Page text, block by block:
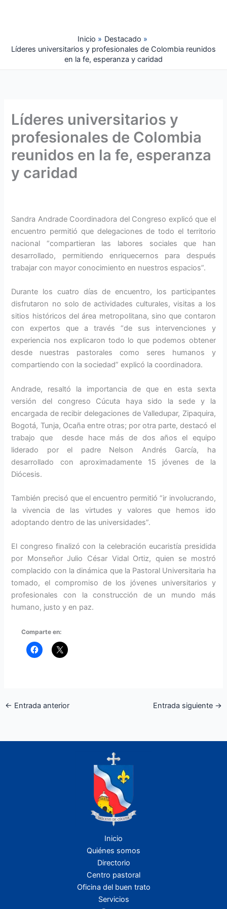
Inicio
Destacado
Líderes universitarios y profesionales de Colombia reunidos
en la fe, esperanza y caridad
Líderes universitarios y
profesionales de Colombia
reunidos en la fe, esperanza
y caridad
Sandra Andrade Coordinadora del Congreso explicó que el
encuentro permitió que delegaciones de todo el territorio
nacional “compartieran las labores sociales que han
desarrollado, permitiendo enriquecernos para después
trabajar con mayor conocimiento en nuestros espacios”.
Durante los cuatro días de encuentro, los participantes
disfrutaron no solo de actividades culturales, visitas a los
sitios históricos del área metropolitana, sino que contaron
con expertos que a través “de sus intervenciones y
experiencia nos explicaron todo lo que podemos obtener
desde nuestras pastorales como seres humanos y
compartiendo con la sociedad” explicó la coordinadora.
Andrade, resaltó la importancia de que en esta sexta
versión del congreso Cúcuta haya sido la sede y la
encargada de recibir delegaciones de Valledupar, Zipaquira,
Bogotá, Tunja, Ocaña entre otras; por otra parte, destacó el
trabajo que desde hace más de dos años el equipo
liderado por el padre Nelson Andrés García, ha
desarrollado con aproximadamente 15 jóvenes de la
Diócesis.
También precisó que el encuentro permitió “ir involucrando,
la vivencia de las virtudes y valores que hemos ido
adoptando dentro de las universidades”.
El congreso finalizó con la celebración eucaristía presidida
por Monseñor Julio César Vidal Ortiz, quien se mostró
complacido con la dinámica que la Pastoral Universitaria ha
tomado, el compromiso de los jóvenes universitarios y
profesionales con la construcción de un mundo más
humano, justo y en paz.
Comparte en:
← Entrada anterior Entrada siguiente →
Inicio
Quiénes somos
Directorio
Centro pastoral
Oficina del buen trato
Servicios